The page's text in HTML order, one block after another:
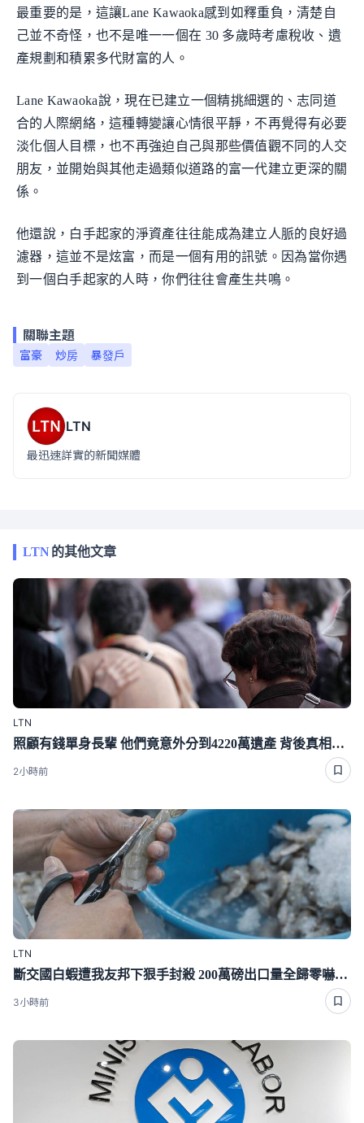
最重要的是，這讓Lane Kawaoka感到如釋重負，清楚自
己並不奇怪，也不是唯一一個在 30 多歲時考慮稅收、遺
產規劃和積累多代財富的人。
Lane Kawaoka說，現在已建立一個精挑細選的、志同道
合的人際網絡，這種轉變讓心情很平靜，不再覺得有必要
淡化個人目標，也不再強迫自己與那些價值觀不同的人交
朋友，並開始與其他走過類似道路的富一代建立更深的關
係。
他還說，白手起家的淨資產往往能成為建立人脈的良好過
濾器，這並不是炫富，而是一個有用的訊號。因為當你遇
到一個白手起家的人時，你們往往會產生共鳴。
關聯主題
富豪 炒房 暴發戶
LTN
最迅速詳實的新聞媒體
LTN的其他文章
LTN
照顧有錢單身長輩 他們竟意外分到4220萬遺產 背後真相曝光了
2小時前
LTN
斷交國白蝦遭我友邦下狠手封殺 200萬磅出口量全歸零嚇崩了
3小時前